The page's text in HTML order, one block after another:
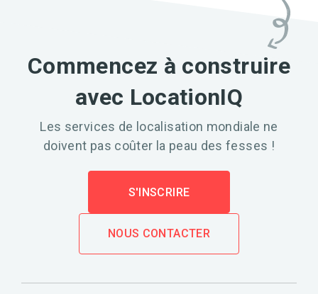
Commencez à construire
avec LocationIQ
Les services de localisation mondiale ne
doivent pas coûter la peau des fesses !
S'INSCRIRE
NOUS CONTACTER